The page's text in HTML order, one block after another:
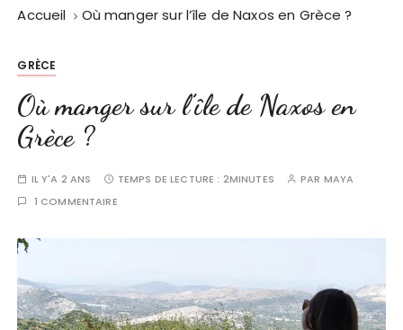
Accueil Où manger sur l’île de Naxos en Grèce ?
GRÈCE
Où manger sur l’île de Naxos en
Grèce ?
IL Y'A 2 ANS TEMPS DE LECTURE : 2MINUTES PAR MAYA
1 COMMENTAIRE